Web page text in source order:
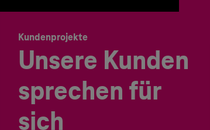
Kundenprojekte
Unsere Kunden
sprechen für
sich